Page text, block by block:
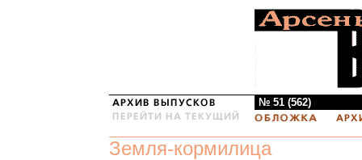
№ 51 (562)
Земля-кормилица